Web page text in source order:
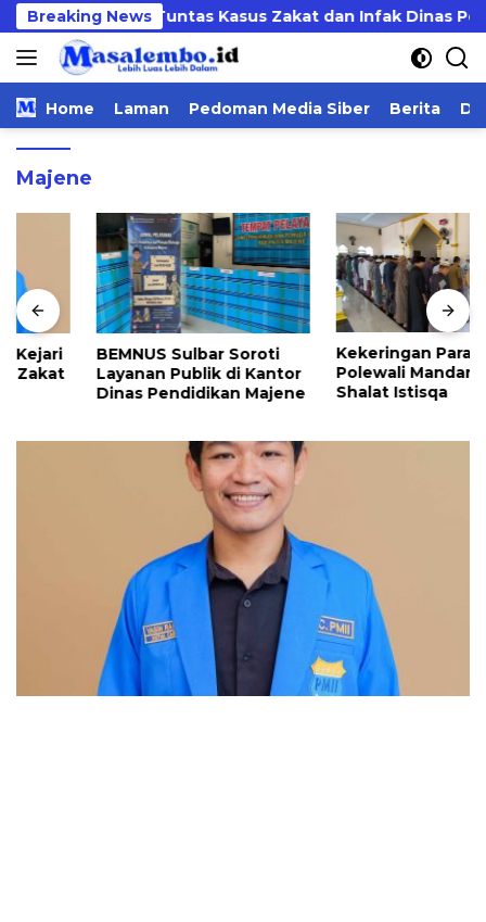
Langsung
ke
konten
Breaking News
Kejari Usut Tuntas Kasus Zakat dan Infak Dinas
Home Laman Pedoman Media Siber Berita
Majene
BEMNUS Sulbar Soroti
Layanan Publik di Kantor
Dinas Pendidikan Majene
Kekeringan Parah, Warga
Polewali Mandar Gelar
Shalat Istisqa